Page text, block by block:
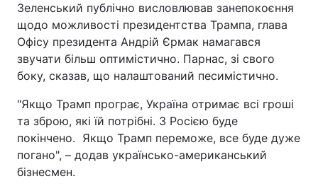
Зеленський публічно висловлював занепокоєння
щодо можливості президентства Трампа, глава
Офісу президента Андрій Єрмак намагався
звучати більш оптимістично. Парнас, зі свого
боку, сказав, що налаштований песимістично.
"Якщо Трамп програє, Україна отримає всі гроші
та зброю, які їй потрібні. З Росією буде
покінчено. Якщо Трамп переможе, все буде дуже
погано", – додав українсько-американський
бізнесмен.